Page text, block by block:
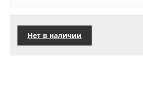
Нет в наличии